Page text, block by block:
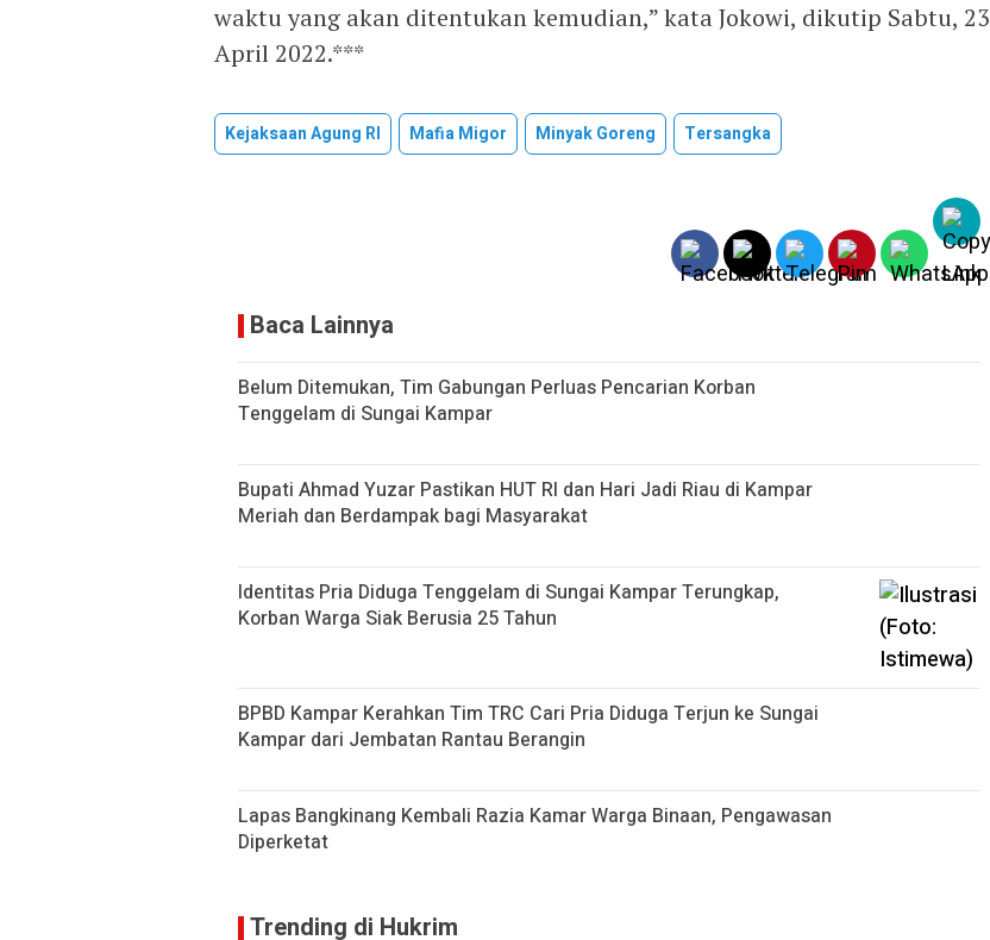
waktu yang akan ditentukan kemudian,” kata Jokowi, dikutip Sabtu, 23
April 2022.***
Kejaksaan Agung RI Mafia Migor Minyak Goreng Tersangka
Baca Lainnya
Belum Ditemukan, Tim Gabungan Perluas Pencarian Korban
Tenggelam di Sungai Kampar
Bupati Ahmad Yuzar Pastikan HUT RI dan Hari Jadi Riau di Kampar
Meriah dan Berdampak bagi Masyarakat
Identitas Pria Diduga Tenggelam di Sungai Kampar Terungkap,
Korban Warga Siak Berusia 25 Tahun
BPBD Kampar Kerahkan Tim TRC Cari Pria Diduga Terjun ke Sungai
Kampar dari Jembatan Rantau Berangin
Lapas Bangkinang Kembali Razia Kamar Warga Binaan, Pengawasan
Diperketat
Trending di Hukrim